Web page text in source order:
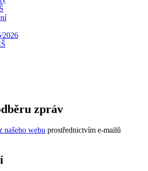
zpráv
našeho webu prostřednictvím e-mailů